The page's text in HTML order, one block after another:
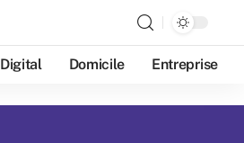
Digital Domicile Entreprise